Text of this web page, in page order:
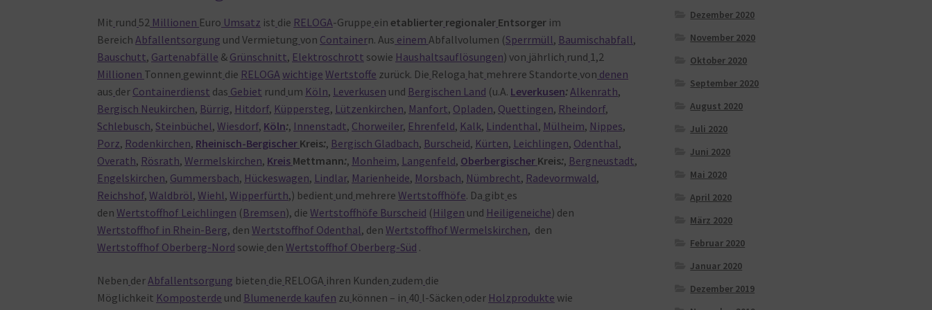
Mit rund 52 Millionen Euro Umsatz ist die RELOGA-Gruppe ein etablierter regionaler Entsorger im
BereichAbfallentsorgung und Vermietung von Containern. Aus einem Abfallvolumen (Sperrmüll, Baumischabfall,
Bauschutt, Gartenabfälle & Grünschnitt, Elektroschrott sowie Haushaltsauflösungen) von jährlich rund 1,2
Millionen Tonnen gewinnt die RELOGAwichtige Wertstoffe zurück. Die Reloga hat mehrere Standorte von denen
aus der Containerdienst das Gebiet rund um Köln, Leverkusen und Bergischen Land (u.A. Leverkusen:Alkenrath,
Bergisch Neukirchen, Bürrig, Hitdorf, Küppersteg, Lützenkirchen, Manfort, Opladen, Quettingen, Rheindorf,
Schlebusch,Steinbüchel,Wiesdorf, Köln:, Innenstadt, Chorweiler, Ehrenfeld, Kalk, Lindenthal, Mülheim, Nippes,
Porz, Rodenkirchen, Rheinisch-Bergischer Kreis:, Bergisch Gladbach, Burscheid, Kürten, Leichlingen, Odenthal,
Overath, Rösrath,Wermelskirchen, Kreis Mettmann:, Monheim, Langenfeld, Oberbergischer Kreis:, Bergneustadt,
Engelskirchen, Gummersbach, Hückeswagen, Lindlar, Marienheide, Morsbach, Nümbrecht, Radevormwald,
Reichshof,Waldbröl,Wiehl,Wipperfürth,) bedient und mehrereWertstoffhöfe. Da gibt es
denWertstoffhof Leichlingen ( Bremsen), dieWertstoffhöfe Burscheid ( Hilgen und Heiligeneiche) den
Wertstoffhof in Rhein-Berg, denWertstoffhof Odenthal, denWertstoffhof Wermelskirchen, den
Wertstoffhof Oberberg-Nord sowie denWertstoffhof Oberberg-Süd .
Neben derAbfallentsorgung bieten die RELOGA ihren Kunden zudem die
Möglichkeit Komposterde und Blumenerde kaufen zu können – in 40 l-Säcken oder Holzprodukte wie
Dezember 2020
November 2020
Oktober 2020
September 2020
August 2020
Juli 2020
Juni 2020
Mai 2020
April 2020
März 2020
Februar 2020
Januar 2020
Dezember 2019